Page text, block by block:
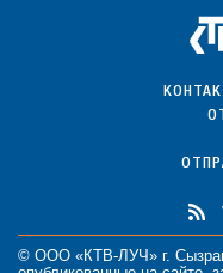
© ООО «КТВ-ЛУЧ» г.